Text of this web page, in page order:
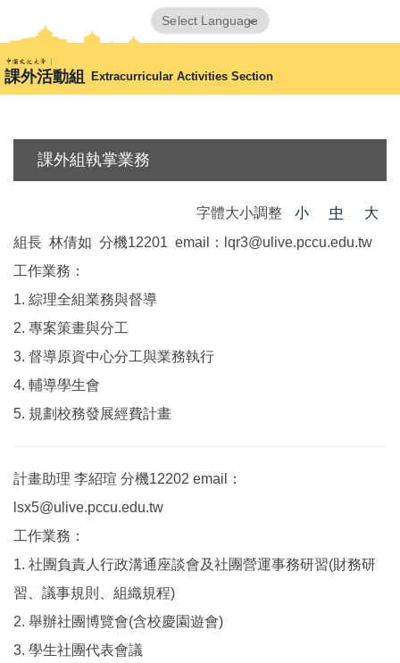
到
主
要
內
區
課外活動組 Extracurricular Activities Section
Translate
課外組執掌業務
字體大小調整 小 中
大
組長 林倩如 分機12201 email：lqr3@ulive.pccu.edu.tw
工作業務：
1. 綜理全組業務與督導
2. 專案策畫與分工
3. 督導原資中心分工與業務執行
4. 輔導學生會
5. 規劃校務發展經費計畫
計畫助理 李紹瑄 分機12202 email：
lsx5@ulive.pccu.edu.tw
工作業務：
1. 社團負責人行政溝通座談會及社團營運事務研習(財務研
習、議事規則、組織規程)
2. 舉辦社團博覽會(含校慶園遊會)
3. 學生社團代表會議